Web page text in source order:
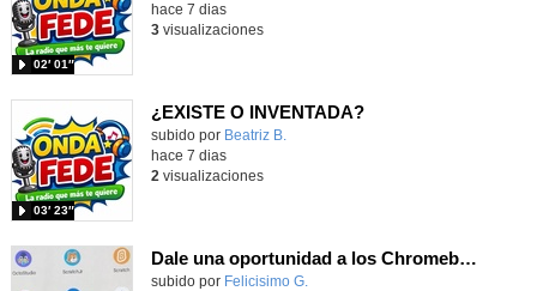
02′ 01″
hace 7 dias
3visualizaciones
¿EXISTE O INVENTADA?
Contenido educativo.
subido por Beatriz B.
03′ 23″
hace 7 dias
2 visualizaciones
Dale una oportunidad a los Chromebooks y utiliza un proyector para realizar talleres si no tienes pantallas táctiles
Contenido educativo.
subido por Felicisimo G.